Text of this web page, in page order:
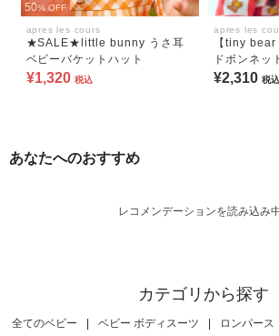
50% OFF
apres les cours
★SALE★little bunny うさ耳
ベビーバケットハット
¥1,320 税込
apres les
【tiny
ドボンネッ
¥2,310 税込
あなたへのおすすめ
レコメンデーションを読み込み
カテゴリから探す
全てのベビー ベビー ボディスーツ ロンパース